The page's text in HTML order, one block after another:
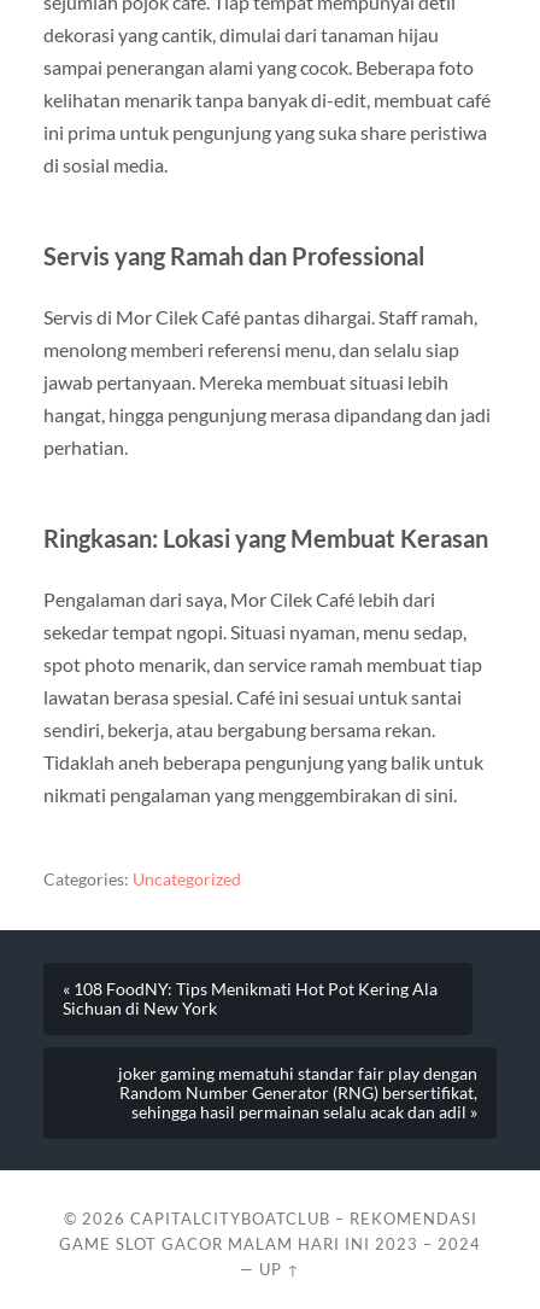
dekorasi yang cantik, dimulai dari tanaman hijau
sampai penerangan alami yang cocok. Beberapa foto
kelihatan menarik tanpa banyak di-edit, membuat café
ini prima untuk pengunjung yang suka share peristiwa
di sosial media.
Servis yang Ramah dan Professional
Servis di Mor Cilek Café pantas dihargai. Staff ramah,
menolong memberi referensi menu, dan selalu siap
jawab pertanyaan. Mereka membuat situasi lebih
hangat, hingga pengunjung merasa dipandang dan jadi
perhatian.
Ringkasan: Lokasi yang Membuat Kerasan
Pengalaman dari saya, Mor Cilek Café lebih dari
sekedar tempat ngopi. Situasi nyaman, menu sedap,
spot photo menarik, dan service ramah membuat tiap
lawatan berasa spesial. Café ini sesuai untuk santai
sendiri, bekerja, atau bergabung bersama rekan.
Tidaklah aneh beberapa pengunjung yang balik untuk
nikmati pengalaman yang menggembirakan di sini.
Categories: Uncategorized
« 108 FoodNY: Tips Menikmati Hot Pot Kering Ala
Sichuan di New York
joker gaming mematuhi standar fair play dengan
Random Number Generator (RNG) bersertifikat,
sehingga hasil permainan selalu acak dan adil »
© 2026 CAPITALCITYBOATCLUB – REKOMENDASI
GAME SLOT GACOR MALAM HARI INI 2023 – 2024
— UP ↑